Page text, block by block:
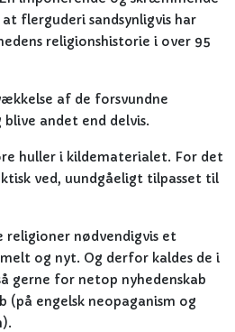
flerguderi sandsynligvis har
religionshistorie i over 95
af de forsvundne
andet end delvis.
huller i kildematerialet. For det
ved, uundgåeligt tilpasset til
religioner nødvendigvis et
og nyt. Og derfor kaldes de i
gerne for netop nyhedenskab
(på engelsk neopaganism og